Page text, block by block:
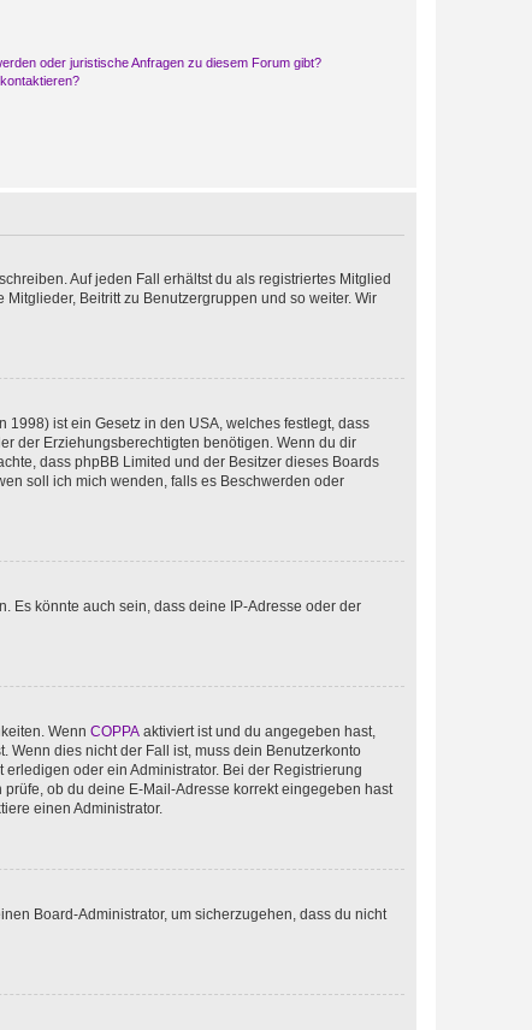
oder juristische Anfragen zu diesem Forum gibt?
Auf jeden Fall erhältst du als registriertes Mitglied
Beitritt zu Benutzergruppen und so weiter. Wir
1998) ist ein Gesetz in den USA, welches festlegt, dass
der Erziehungsberechtigten benötigen. Wenn du dir
dass phpBB Limited und der Besitzer dieses Boards
soll ich mich wenden, falls es Beschwerden oder
Es könnte auch sein, dass deine IP-Adresse oder der
Wenn COPPA aktiviert ist und du angegeben hast,
Wenn dies nicht der Fall ist, muss dein Benutzerkonto
oder ein Administrator. Bei der Registrierung
ob du deine E-Mail-Adresse korrekt eingegeben hast
einen Administrator.
Board-Administrator, um sicherzugehen, dass du nicht